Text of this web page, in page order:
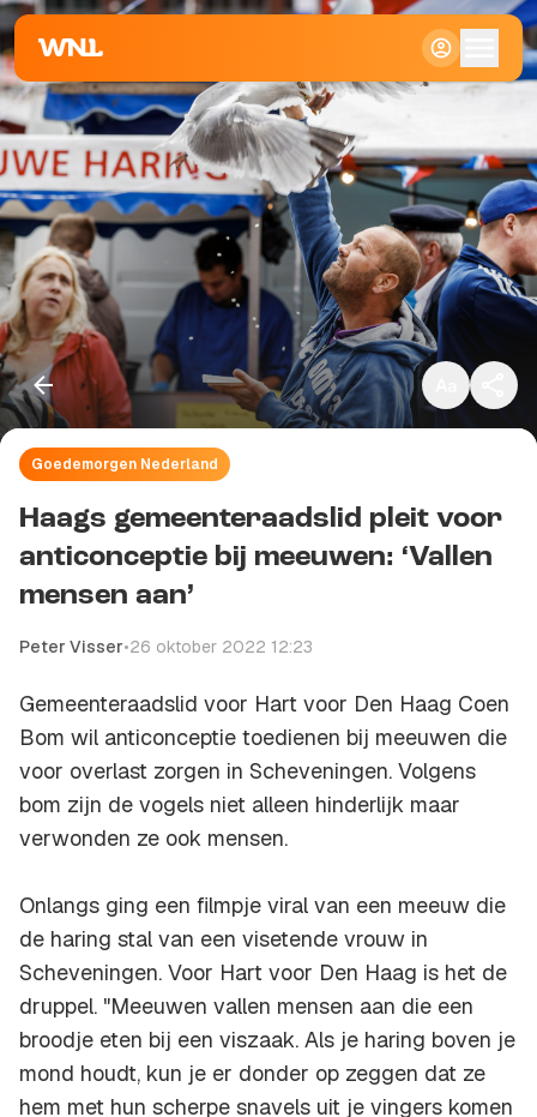
Klein
Standaard
Groot
Goedemorgen Nederland
Haags gemeenteraadslid pleit voor
anticonceptie bij meeuwen: ‘Vallen
mensen aan’
Peter Visser•26 oktober 2022 12:23
Gemeenteraadslid voor Hart voor Den Haag Coen
Bom wil anticonceptie toedienen bij meeuwen die
voor overlast zorgen in Scheveningen. Volgens
bom zijn de vogels niet alleen hinderlijk maar
verwonden ze ook mensen.
Onlangs ging een filmpje viral van een meeuw die
de haring stal van een visetende vrouw in
Scheveningen. Voor Hart voor Den Haag is het de
druppel. "Meeuwen vallen mensen aan die een
broodje eten bij een viszaak. Als je haring boven je
mond houdt, kun je er donder op zeggen dat ze
hem met hun scherpe snavels uit je vingers komen